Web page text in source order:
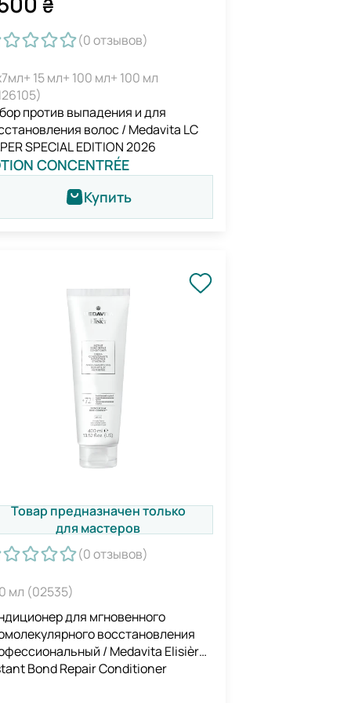
₴
(0отзывов)
15 мл+ 100 мл+ 100 мл
против выпадения и для
волос / Medavita LC
SPECIAL EDITION 2026
CONCENTRÉE
Купить
Товар предназначен только
для мастеров
(0отзывов)
мл (02535)
для мгновенного
восстановления
/ Medavita Elisièr
Bond Repair Conditioner